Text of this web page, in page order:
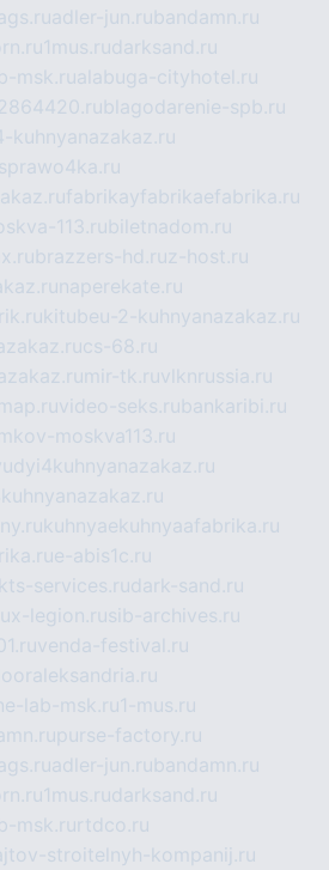
adler-jun.rubandamn.ru
1mus.rudarksand.ru
msk.rualabuga-cityhotel.ru
2864420.rublagodarenie-spb.ru
kuhnyanazakaz.ru
fabrikayfabrikaefabrika.ru
113.rubiletnadom.ru
brazzers-hd.ruz-host.ru
naperekate.ru
kitubeu-2-kuhnyanazakaz.ru
cs-68.ru
mir-tk.ruvlknrussia.ru
video-seks.rubankaribi.ru
moskva113.ru
kuhnyaekuhnyaafabrika.ru
e-abis1c.ru
kts-services.rudark-sand.ru
x-legion.rusib-archives.ru
venda-festival.ru
lab-msk.ru1-mus.ru
purse-factory.ru
adler-jun.rubandamn.ru
1mus.rudarksand.ru
msk.ru rtdco.ru
stroitelnyh-kompanij.ru